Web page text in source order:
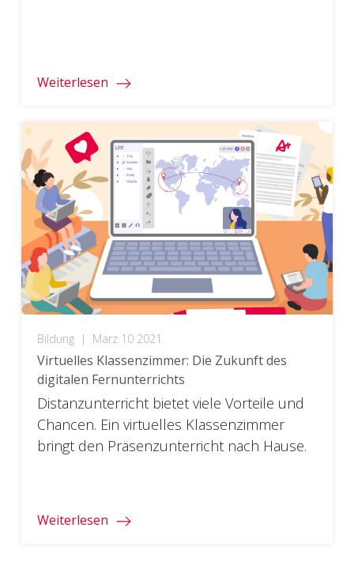
Weiterlesen
Bildung | März 10 2021
Virtuelles Klassenzimmer: Die Zukunft des
digitalen Fernunterrichts
Distanzunterricht bietet viele Vorteile und
Chancen. Ein virtuelles Klassenzimmer
bringt den Präsenzunterricht nach Hause.
Weiterlesen